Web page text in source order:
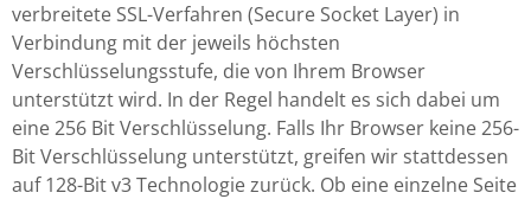
verbreitete SSL-Verfahren (Secure Socket Layer) in
Verbindung mit der jeweils höchsten
Verschlüsselungsstufe, die von Ihrem Browser
unterstützt wird. In der Regel handelt es sich dabei um
eine 256 Bit Verschlüsselung. Falls Ihr Browser keine 256-
Bit Verschlüsselung unterstützt, greifen wir stattdessen
auf 128-Bit v3 Technologie zurück. Ob eine einzelne Seite